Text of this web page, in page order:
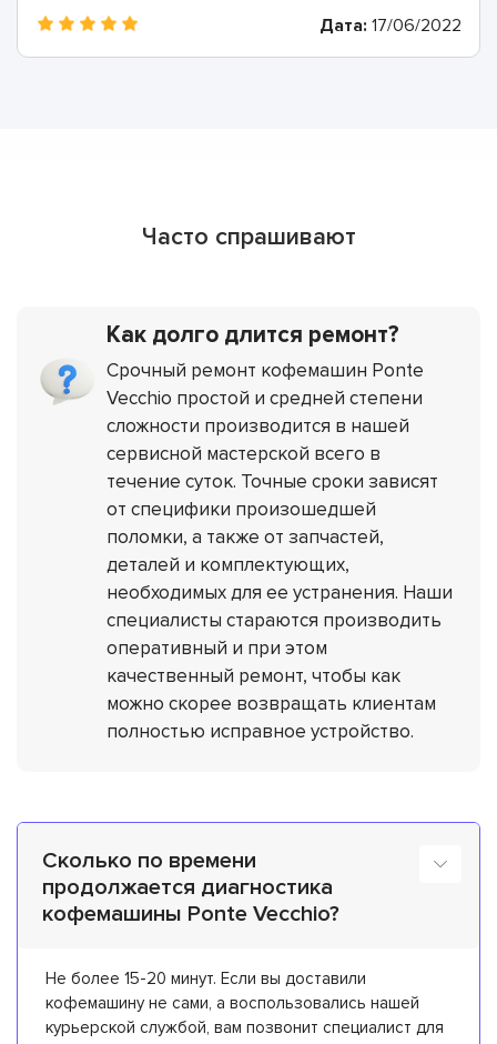
Дата: 17/06/2022
Часто спрашивают
Как долго длится ремонт?
Срочный ремонт кофемашин Ponte
Vecchio простой и средней степени
сложности производится в нашей
сервисной мастерской всего в
течение суток. Точные сроки зависят
от специфики произошедшей
поломки, а также от запчастей,
деталей и комплектующих,
необходимых для ее устранения. Наши
специалисты стараются производить
оперативный и при этом
качественный ремонт, чтобы как
можно скорее возвращать клиентам
полностью исправное устройство.
Сколько по времени
продолжается диагностика
кофемашины Ponte Vecchio?
Не более 15-20 минут. Если вы доставили
кофемашину не сами, а воспользовались нашей
курьерской службой, вам позвонит специалист для